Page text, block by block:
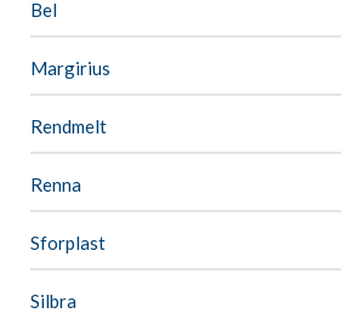
Bel
Margirius
Rendmelt
Renna
Sforplast
Silbra